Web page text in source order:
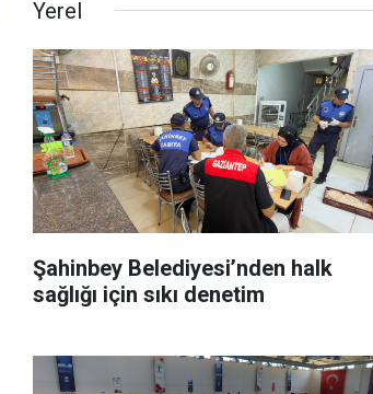
Yerel
Şahinbey Belediyesi’nden halk
sağlığı için sıkı denetim